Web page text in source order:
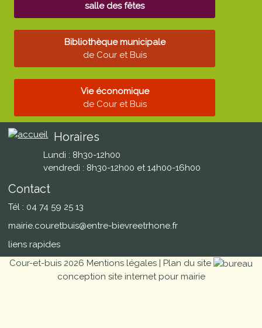
salle des fêtes
Bibliothèque municipale
de Cour et Buis
Vie économique
de Cour et Buis
Horaires
Lundi : 8h30-12h00
vendredi : 8h30-12h00 et 14h00-16h00
Contact
Tél : 04 74 59 25 13
mairie.couretbuis@entre-bievreetrhone.fr
liens rapides
Cour-et-buis 2026 Mentions légales | Plan du site
conception site internet pour mairie